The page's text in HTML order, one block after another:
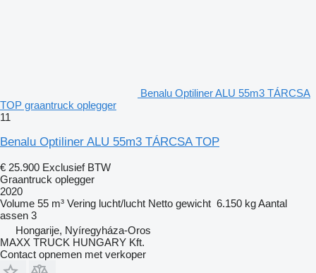
Benalu Optiliner ALU 55m3 TÁRCSA
TOP graantruck oplegger
11
Benalu Optiliner ALU 55m3 TÁRCSA TOP
€ 25.900 Exclusief BTW
Graantruck oplegger
2020
Volume 55 m³ Vering lucht/lucht Netto gewicht 6.150 kgAantal
assen 3
Hongarije, Nyíregyháza-Oros
MAXX TRUCK HUNGARY Kft.
Contact opnemen met verkoper